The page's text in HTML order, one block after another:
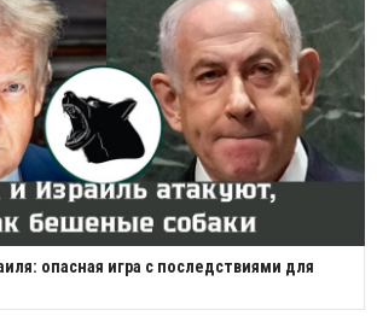
опасная игра с последствиями для